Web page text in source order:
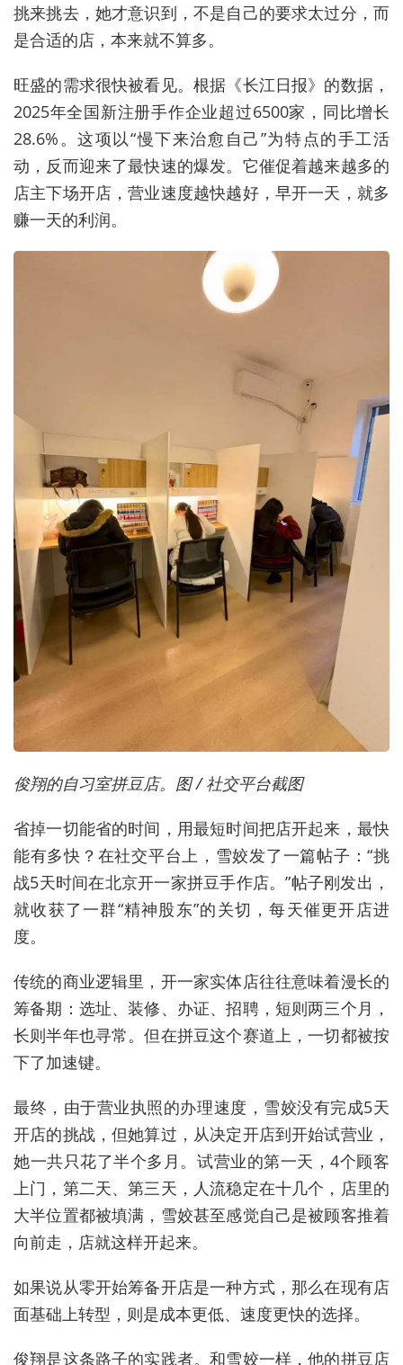
挑来挑去，她才意识到，不是自己的要求太过分，而
是合适的店，本来就不算多。
旺盛的需求很快被看见。根据《长江日报》的数据，
2025年全国新注册手作企业超过6500家，同比增长
28.6%。这项以“慢下来治愈自己”为特点的手工活
动，反而迎来了最快速的爆发。它催促着越来越多的
店主下场开店，营业速度越快越好，早开一天，就多
赚一天的利润。
俊翔的自习室拼豆店。图 / 社交平台截图
省掉一切能省的时间，用最短时间把店开起来，最快
能有多快？在社交平台上，雪姣发了一篇帖子：“挑
战5天时间在北京开一家拼豆手作店。”帖子刚发出，
就收获了一群“精神股东”的关切，每天催更开店进
度。
传统的商业逻辑里，开一家实体店往往意味着漫长的
筹备期：选址、装修、办证、招聘，短则两三个月，
长则半年也寻常。但在拼豆这个赛道上，一切都被按
下了加速键。
最终，由于营业执照的办理速度，雪姣没有完成5天
开店的挑战，但她算过，从决定开店到开始试营业，
她一共只花了半个多月。试营业的第一天，4个顾客
上门，第二天、第三天，人流稳定在十几个，店里的
大半位置都被填满，雪姣甚至感觉自己是被顾客推着
向前走，店就这样开起来。
如果说从零开始筹备开店是一种方式，那么在现有店
面基础上转型，则是成本更低、速度更快的选择。
俊翔是这条路子的实践者。和雪姣一样，他的拼豆店